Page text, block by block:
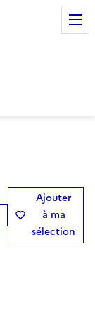
Ajouter
à ma
sélection